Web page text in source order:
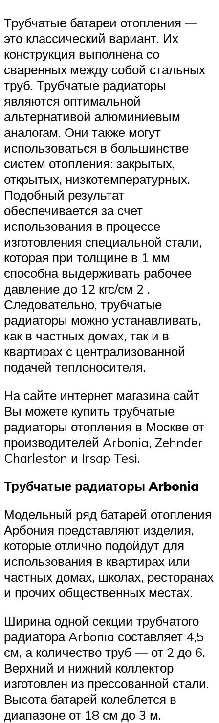
Трубчатые батареи отопления —
это классический вариант. Их
конструкция выполнена со
сваренных между собой стальных
труб. Трубчатые радиаторы
являются оптимальной
альтернативой алюминиевым
аналогам. Они также могут
использоваться в большинстве
систем отопления: закрытых,
открытых, низкотемпературных.
Подобный результат
обеспечивается за счет
использования в процессе
изготовления специальной стали,
которая при толщине в 1 мм
способна выдерживать рабочее
давление до 12 кгс/см 2 .
Следовательно, трубчатые
радиаторы можно устанавливать,
как в частных домах, так и в
квартирах с централизованной
подачей теплоносителя.
На сайте интернет магазина сайт
Вы можете купить трубчатые
радиаторы отопления в Москве от
производителей Arbonia, Zehnder
Charleston и Irsap Tesi.
Трубчатые радиаторы Arbonia
Модельный ряд батарей отопления
Арбония представляют изделия,
которые отлично подойдут для
использования в квартирах или
частных домах, школах, ресторанах
и прочих общественных местах.
Ширина одной секции трубчатого
радиатора Arbonia составляет 4,5
см, а количество труб — от 2 до 6.
Верхний и нижний коллектор
изготовлен из прессованной стали.
Высота батарей колеблется в
диапазоне от 18 см до 3 м.